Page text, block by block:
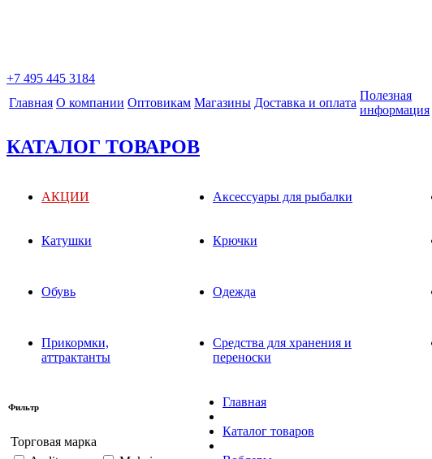
+7 495 445 3184
Главная О компании Оптовикам Магазины Доставка и оплата
Полезная
информация
КАТАЛОГ ТОВАРОВ
АКЦИИ Аксессуары для рыбалки
Катушки Крючки
Обувь Одежда
Прикормки,
аттрактанты
Средства для хранения и
переноски
Фильтр
Торговая марка
Главная
Каталог товаров